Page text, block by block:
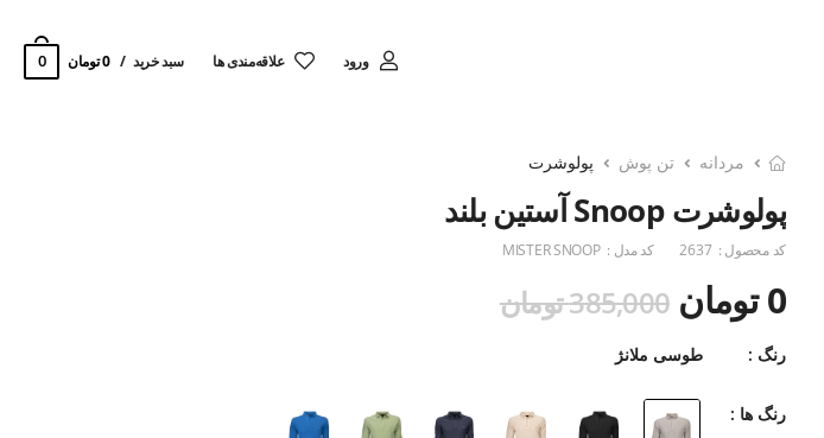
ورود ‌علاقه‌مندی ها سبد خرید 0 تومان 0
مردانه تن پوش پولوشرت
پولوشرت Snoop آستین بلند
کد محصول : 2637 کد مدل : MISTER SNOOP
0 تومان 385,000 تومان
رنگ : طوسی ملانژ
رنگ ها :